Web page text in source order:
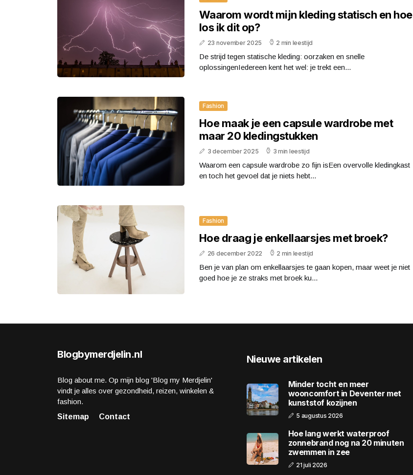
Waarom wordt mijn kleding statisch en hoe
los ik dit op?
23 november 2025 2 min leestijd
De strijd tegen statische kleding: oorzaken en snelle
oplossingenIedereen kent het wel: je trekt een...
Fashion
Hoe maak je een capsule wardrobe met
maar 20 kledingstukken
3 december 2025 3 min leestijd
Waarom een capsule wardrobe zo fijn isEen overvolle kledingkast
en toch het gevoel dat je niets hebt...
Fashion
Hoe draag je enkellaarsjes met broek?
26 december 2022 2 min leestijd
Ben je van plan om enkellaarsjes te gaan kopen, maar weet je niet
goed hoe je ze straks met broek ku...
Blogbymerdjelin.nl
Blog about me. Op mijn blog 'Blog my Merdjelin'
vindt je alles over gezondheid, reizen, winkelen &
fashion.
Sitemap
Contact
Nieuwe artikelen
Minder tocht en meer
wooncomfort in Deventer met
kunststof kozijnen
5 augustus 2026
Hoe lang werkt waterproof
zonnebrand nog na 20 minuten
zwemmen in zee
21 juli 2026